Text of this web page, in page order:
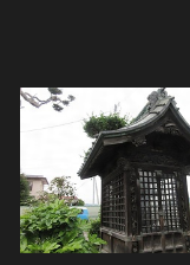
全国の美術館・博物館
世界遺産
無形文化遺産
動画で見る無形の文化財
制作者名
時代
時代を選択